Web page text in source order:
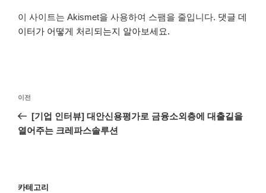
이 사이트는 Akismet을 사용하여 스팸을 줄입니다. 댓글 데
이터가 어떻게 처리되는지 알아보세요.
색
이
전
글
이전
[기업 인터뷰] 대안신용평가로 금융소외층에 대출길을
열어주는 크레파스솔루션
카테고리